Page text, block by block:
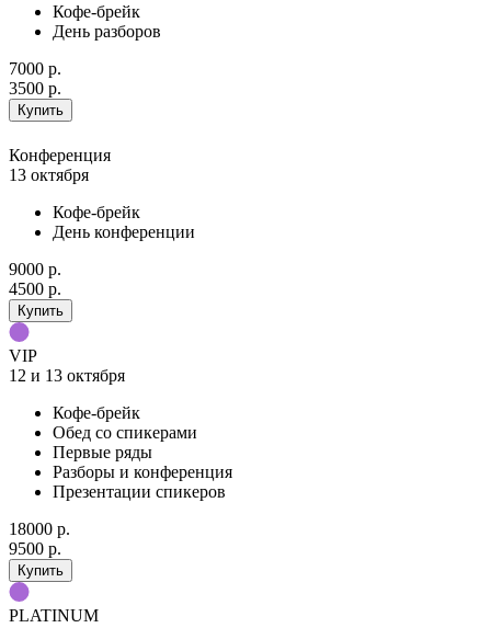
Кофе-брейк
День разборов
7000 р.
3500 р.
Купить
Конференция
13 октября
Кофе-брейк
День конференции
9000 р.
4500 р.
Купить
VIP
12 и 13 октября
Кофе-брейк
Обед со спикерами
Первые ряды
Разборы и конференция
Презентации спикеров
18000 р.
9500 р.
Купить
PLATINUM